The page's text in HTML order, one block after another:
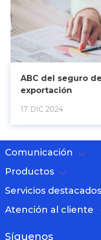
ABC del seguro
exportación
17 DIC 2024
Comunicación
Productos
Servicios destacados
Atención al cliente
Síguenos